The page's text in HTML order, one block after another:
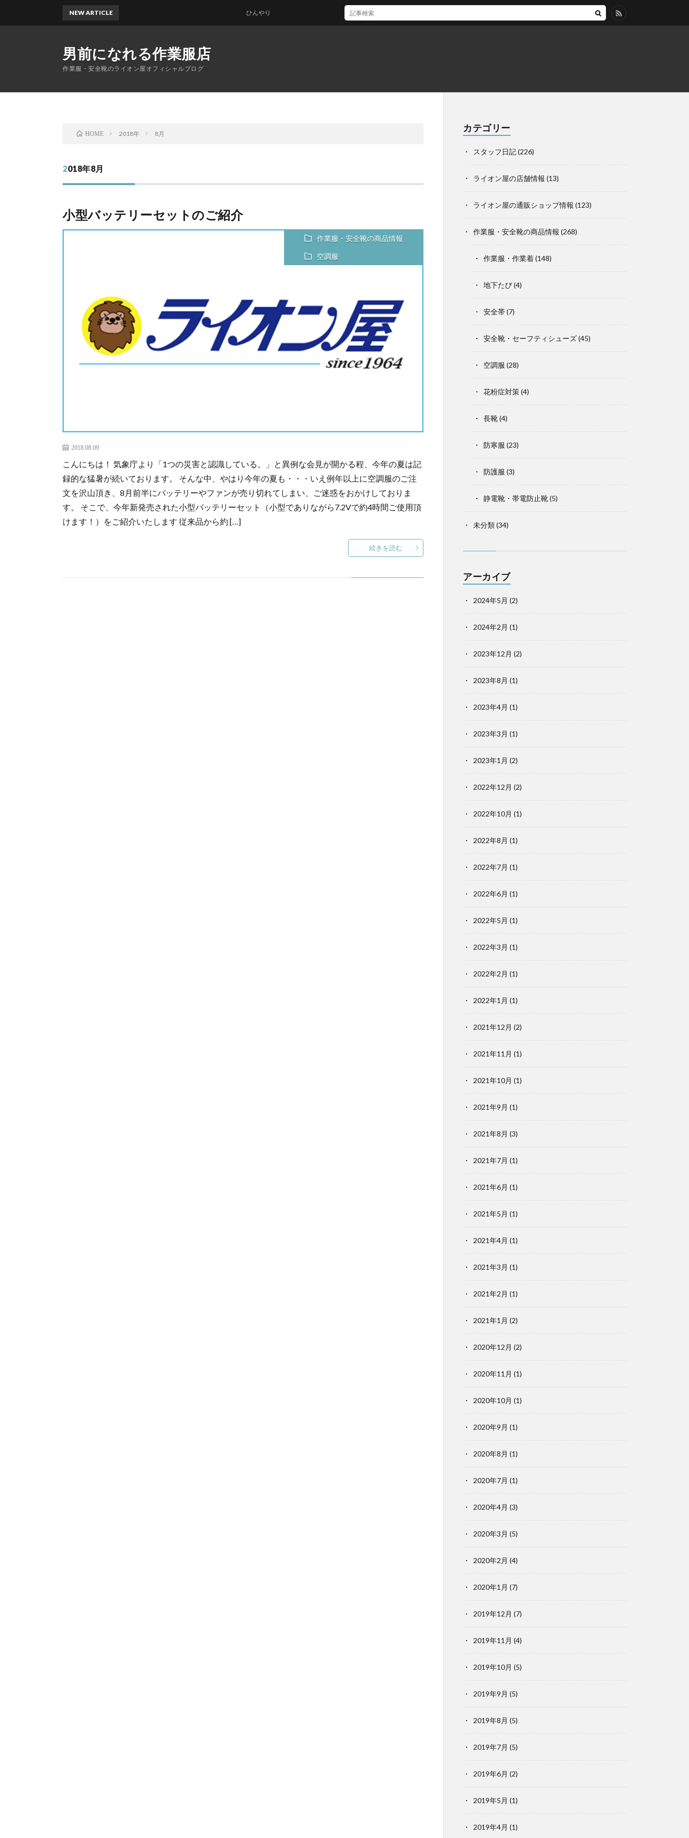
男前になれる作業服店
作業服・安全靴のライオン屋オフィシャルブログ
NEW ARTICLE ひんやり
HOME 2018年 8月
2018年8月
小型バッテリーセットのご紹介
作業服・安全靴の商品情報
空調服
2018.08.09
こんにちは！ 気象庁より「1つの災害と認識している。」と異例な会見が開かる程、今年の夏は記
録的な猛暑が続いております。 そんな中、やはり今年の夏も・・・いえ例年以上に空調服のご注
文を沢山頂き、8月前半にバッテリーやファンが売り切れてしまい、ご迷惑をおかけしておりま
す。 そこで、今年新発売された小型バッテリーセット（小型でありながら7.2Vで約4時間ご使用頂
けます！）をご紹介いたします 従来品から約 […]
続きを読む
カテゴリー
スタッフ日記(226)
ライオン屋の店舗情報 (13)
ライオン屋の通販ショップ情報 (123)
作業服・安全靴の商品情報 (268)
作業服・作業着(148)
地下たび(4)
安全帯(7)
安全靴・セーフティシューズ(45)
空調服 (28)
花粉症対策(4)
長靴(4)
防寒服 (23)
防護服 (3)
静電靴・帯電防止靴(5)
未分類(34)
アーカイブ
2024年5月 (2)
2024年2月 (1)
2023年12月 (2)
2023年8月 (1)
2023年4月 (1)
2023年3月 (1)
2023年1月 (2)
2022年12月 (2)
2022年10月 (1)
2022年8月 (1)
2022年7月 (1)
2022年6月 (1)
2022年5月 (1)
2022年3月 (1)
2022年2月 (1)
2022年1月 (1)
2021年12月 (2)
2021年11月 (1)
2021年10月 (1)
2021年9月 (1)
2021年8月 (3)
2021年7月 (1)
2021年6月 (1)
2021年5月 (1)
2021年4月 (1)
2021年3月 (1)
2021年2月 (1)
2021年1月 (2)
2020年12月 (2)
2020年11月 (1)
2020年10月 (1)
2020年9月 (1)
2020年8月 (1)
2020年7月 (1)
2020年4月 (3)
2020年3月 (5)
2020年2月 (4)
2020年1月 (7)
2019年12月 (7)
2019年11月 (4)
2019年10月 (5)
2019年9月 (5)
2019年8月 (5)
2019年7月 (5)
2019年6月 (2)
2019年5月 (1)
2019年4月 (1)